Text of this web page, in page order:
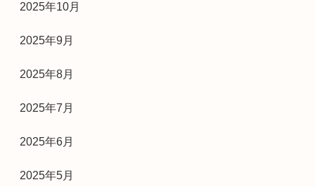
2025年10月
2025年9月
2025年8月
2025年7月
2025年6月
2025年5月